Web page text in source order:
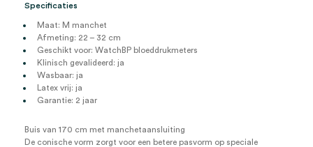
Specificaties
Maat: M manchet
Afmeting: 22 – 32 cm
Geschikt voor: WatchBP bloeddrukmeters
Klinisch gevalideerd: ja
Wasbaar: ja
Latex vrij: ja
Garantie: 2 jaar
Buis van 170 cm met manchetaansluiting
De conische vorm zorgt voor een betere pasvorm op speciale